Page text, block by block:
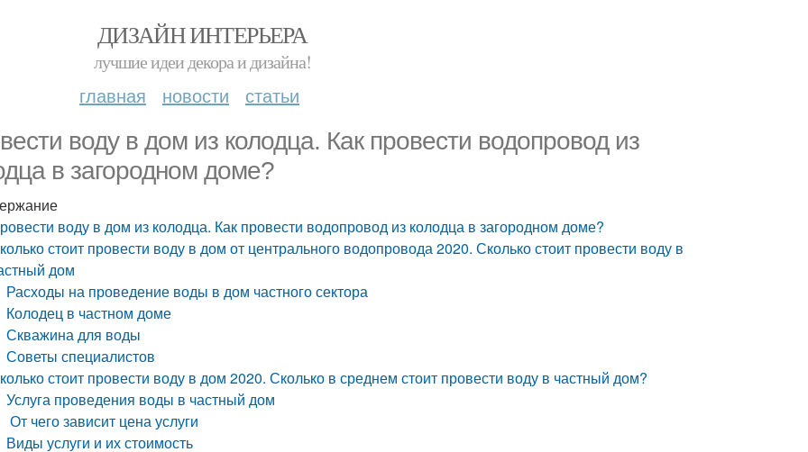
ДИЗАЙН ИНТЕРЬЕРА
лучшие идеи декора и дизайна!
главная новости статьи
воду в дом из колодца. Как провести водопровод из
в загородном доме?
воду в дом из колодца. Как провести водопровод из колодца в загородном доме?
стоит провести воду в дом от центрального водопровода 2020. Сколько стоит провести воду в
дом
Расходы на проведение воды в дом частного сектора
Колодец в частном доме
Скважина для воды
Советы специалистов
стоит провести воду в дом 2020. Сколько в среднем стоит провести воду в частный дом?
Услуга проведения воды в частный дом
От чего зависит цена услуги
Виды услуги и их стоимость